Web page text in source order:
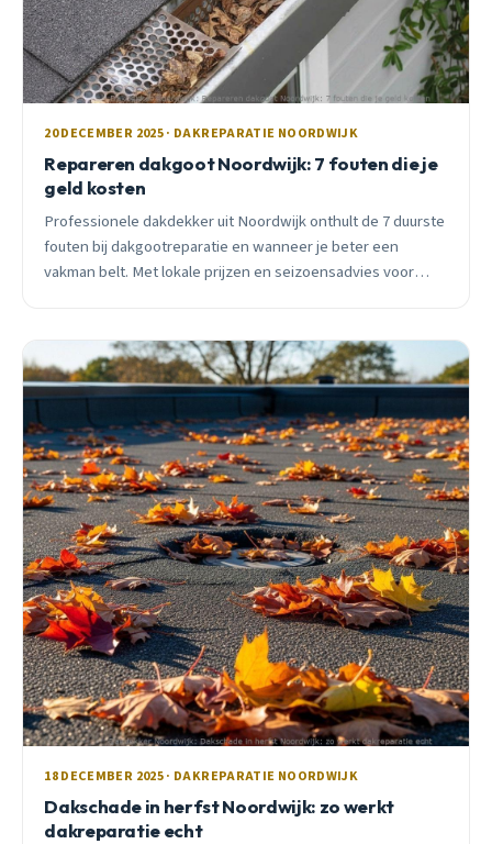
20 DECEMBER 2025 · DAKREPARATIE NOORDWIJK
Repareren dakgoot Noordwijk: 7 fouten die je
geld kosten
Professionele dakdekker uit Noordwijk onthult de 7 duurste
fouten bij dakgootreparatie en wanneer je beter een
vakman belt. Met lokale prijzen en seizoensadvies voor
18 DECEMBER 2025 · DAKREPARATIE NOORDWIJK
Dakschade in herfst Noordwijk: zo werkt
dakreparatie echt